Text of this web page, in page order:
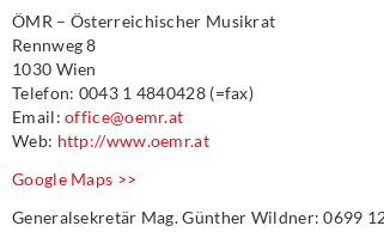
ÖMR – Österreichischer Musikrat
Rennweg 8
1030 Wien
Telefon: 0043 1 4840428 (=fax)
Email:office@oemr.at
Web: http://www.oemr.at
Google Maps >>
Generalsekretär Mag. Günther Wildner: 0699